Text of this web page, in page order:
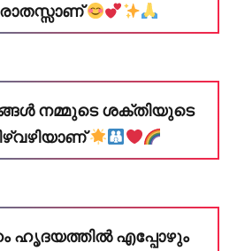
നമ്മുടെ ശക്തിയുടെ
ഹൃദയത്തിൽ എപ്പോഴും